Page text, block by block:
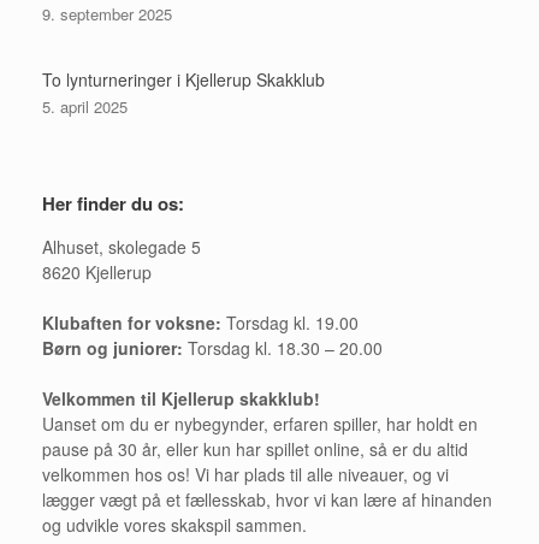
9. september 2025
To lynturneringer i Kjellerup Skakklub
5. april 2025
Her finder du os:
Alhuset, skolegade 5
8620 Kjellerup
Klubaften for voksne: Torsdag kl. 19.00
Børn og juniorer: Torsdag kl. 18.30 – 20.00
Velkommen til Kjellerup skakklub!
Uanset om du er nybegynder, erfaren spiller, har holdt en
pause på 30 år, eller kun har spillet online, så er du altid
velkommen hos os! Vi har plads til alle niveauer, og vi
lægger vægt på et fællesskab, hvor vi kan lære af hinanden
og udvikle vores skakspil sammen.